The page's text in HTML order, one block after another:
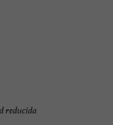
reducida